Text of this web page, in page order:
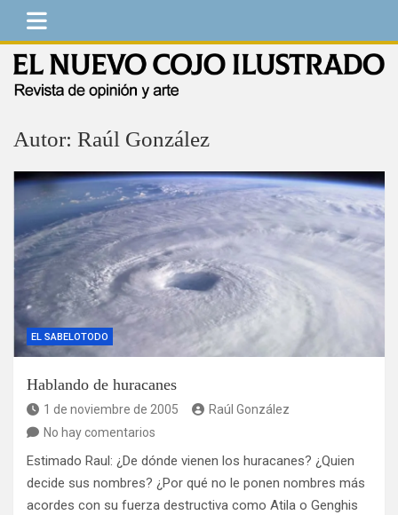
Saltar
contenido
Autor: Raúl González
EL SABELOTODO
Hablando de huracanes
1 de noviembre de 2005
Raúl González
No hay comentarios
Estimado Raul: ¿De dónde vienen los huracanes? ¿Quien
decide sus nombres? ¿Por qué no le ponen nombres más
acordes con su fuerza destructiva como Atila o Genghis